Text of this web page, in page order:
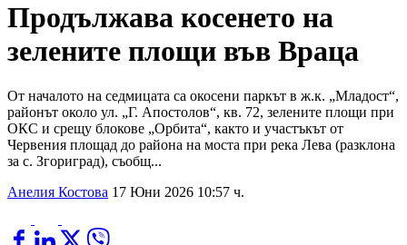
Продължава косенето на
зелените площи във Враца
От началото на седмицата са окосени паркът в ж.к. „Младост“,
районът около ул. „Г. Апостолов“, кв. 72, зелените площи при
ОКС и срещу блокове „Орбита“, както и участъкът от
Червения площад до района на моста при река Лева (разклона
за с. Згориград), съобщ...
Анелия Костова 17 Юни 2026 10:57 ч.